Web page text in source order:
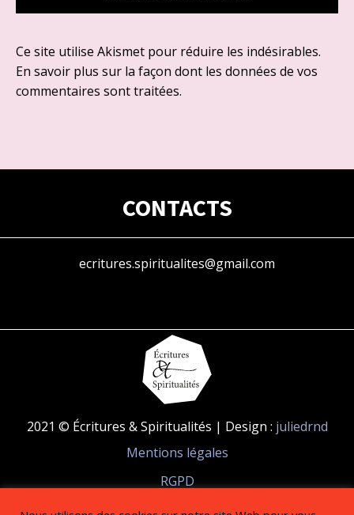
Ce site utilise Akismet pour réduire les indésirables.
En savoir plus sur la façon dont les données de vos
commentaires sont traitées.
CONTACTS
ecritures.spiritualites@gmail.com
2021 © Écritures & Spiritualités | Design : juliedrnd
Mentions légales
RGPD